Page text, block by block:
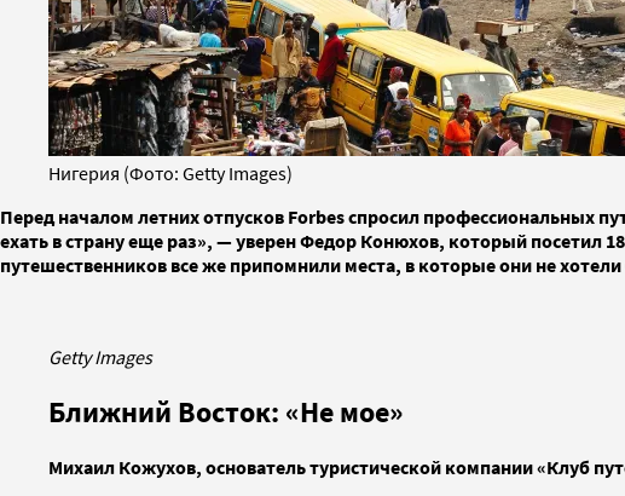
Нигерия (Фото: Getty Images)
Перед началом летних отпусков Forbes спросил профессиональных
ехать в страну еще раз», — уверен Федор Конюхов, который посетил
путешественников все же припомнили места, в которые они не
Getty Images
Ближний Восток: «Не мое»
Михаил Кожухов, основатель туристической компании «Клуб